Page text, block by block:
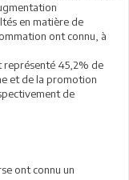
en matière de
ont connu, à
représenté 45,2% de
et de la promotion
de
ont connu un